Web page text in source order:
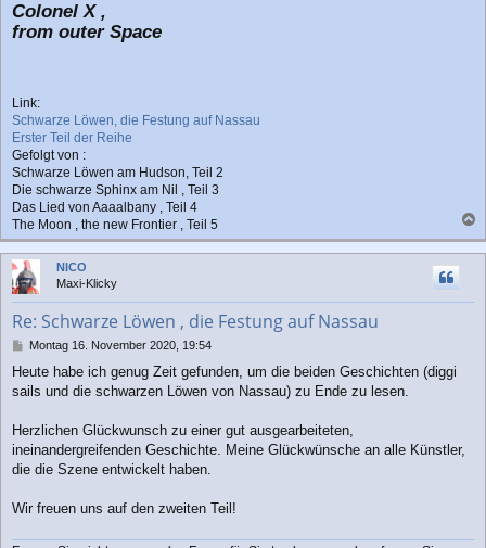
Colonel X ,
from outer Space
Link:
Schwarze Löwen, die Festung auf Nassau
Erster Teil der Reihe
Gefolgt von :
Schwarze Löwen am Hudson, Teil 2
Die schwarze Sphinx am Nil , Teil 3
Das Lied von Aaaalbany , Teil 4
The Moon , the new Frontier , Teil 5
a
c
NICO
Maxi-Klicky
Re: Schwarze Löwen , die Festung auf Nassau
B
i
t
a
g
Montag 16. November 2020, 19:54
Heute habe ich genug Zeit gefunden, um die beiden Geschichten (diggi
sails und die schwarzen Löwen von Nassau) zu Ende zu lesen.
Herzlichen Glückwunsch zu einer gut ausgearbeiteten,
ineinandergreifenden Geschichte. Meine Glückwünsche an alle Künstler,
die die Szene entwickelt haben.
Wir freuen uns auf den zweiten Teil!